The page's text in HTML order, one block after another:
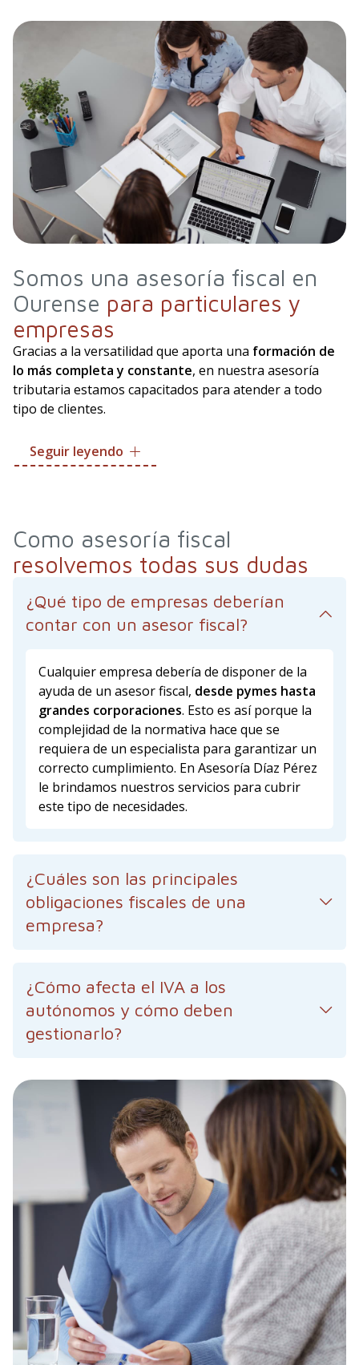
Somos una asesoría fiscal en
Ourense para particulares y
empresas
Gracias a la versatilidad que aporta una formación de
lo más completa y constante, en nuestra asesoría
tributaria estamos capacitados para atender a todo
tipo de clientes.
De esta forma, puede contar con nuestro equipo tanto
si tiene unaempresacomo si está buscando una
y asegurar el cumplimiento de todas las normativas
vigentes. Velamos por sus intereses.
Seguir leyendo
Como asesoría fiscal
resolvemos todas sus dudas
¿Qué tipo de empresas deberían
contar con un asesor fiscal?
Cualquier empresa debería de disponer de la
ayuda de un asesor fiscal, desde pymes hasta
grandes corporaciones. Esto es así porque la
complejidad de la normativa hace que se
requiera de un especialista para garantizar un
correcto cumplimiento. En Asesoría Díaz Pérez
le brindamos nuestros servicios para cubrir
este tipo de necesidades.
¿Cuáles son las principales
obligaciones fiscales de una
empresa?
¿Cómo afecta el IVA a los
autónomos y cómo deben
gestionarlo?